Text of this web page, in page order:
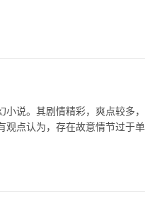
小说。其剧情精彩，爽点较多
点认为，存在故意情节过于